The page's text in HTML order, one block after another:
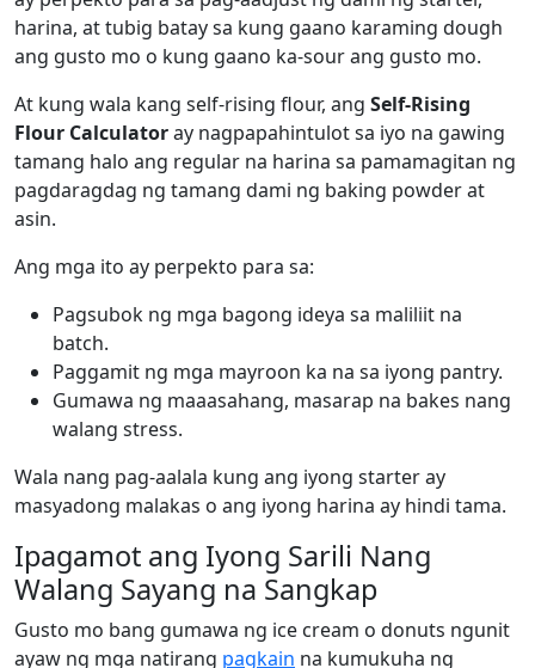
harina, at tubig batay sa kung gaano karaming dough
ang gusto mo o kung gaano ka-sour ang gusto mo.
At kung wala kang self-rising flour, ang Self-Rising
Flour Calculatoray nagpapahintulot sa iyo na gawing
tamang halo ang regular na harina sa pamamagitan ng
pagdaragdag ng tamang dami ng baking powder at
asin.
Ang mga ito ay perpekto para sa:
Pagsubok ng mga bagong ideya sa maliliit na
batch.
Paggamit ng mga mayroon ka na sa iyong pantry.
Gumawa ng maaasahang, masarap na bakes nang
walang stress.
Wala nang pag-aalala kung ang iyong starter ay
masyadong malakas o ang iyong harina ay hindi tama.
Ipagamot ang Iyong Sarili Nang
Walang Sayang na Sangkap
Gusto mo bang gumawa ng ice cream o donuts ngunit
ayaw ng mga natirang pagkain na kumukuha ng